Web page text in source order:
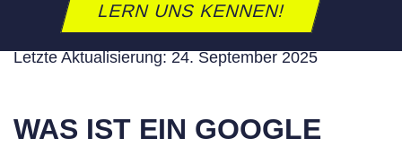
LERN UNS KENNEN!
PARTNER
Letzte Aktualisierung: 24. September 2025
WAS IST EIN GOOGLE